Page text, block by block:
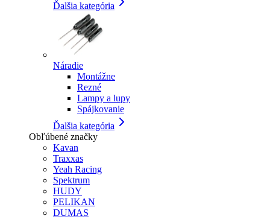
Ďalšia kategória
Náradie
Montážne
Rezné
Lampy a lupy
Spájkovanie
Ďalšia kategória
Obľúbené značky
Kavan
Traxxas
Yeah Racing
Spektrum
HUDY
PELIKAN
DUMAS